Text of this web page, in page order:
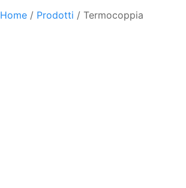
Home / Prodotti / Termocoppia